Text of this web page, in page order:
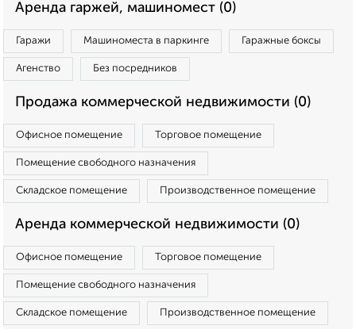
Аренда гаржей, машиномест (0)
Гаражи Машиноместа в паркинге Гаражные боксы
Агенство Без посредников
Продажа коммерческой недвижимости (0)
Офисное помещение Торговое помещение
Помещение свободного назначения
Складское помещение Производственное помещение
Аренда коммерческой недвижимости (0)
Офисное помещение Торговое помещение
Помещение свободного назначения
Складское помещение Производственное помещение